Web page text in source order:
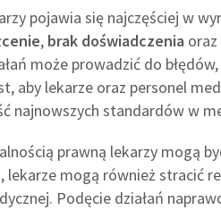
pojawia się najczęściej w
, brak doświadczenia oraz
może prowadzić do
aby lekarze oraz personel
najnowszych standardów w
prawną lekarzy mogą
mogą również stracić
Podęcie działań